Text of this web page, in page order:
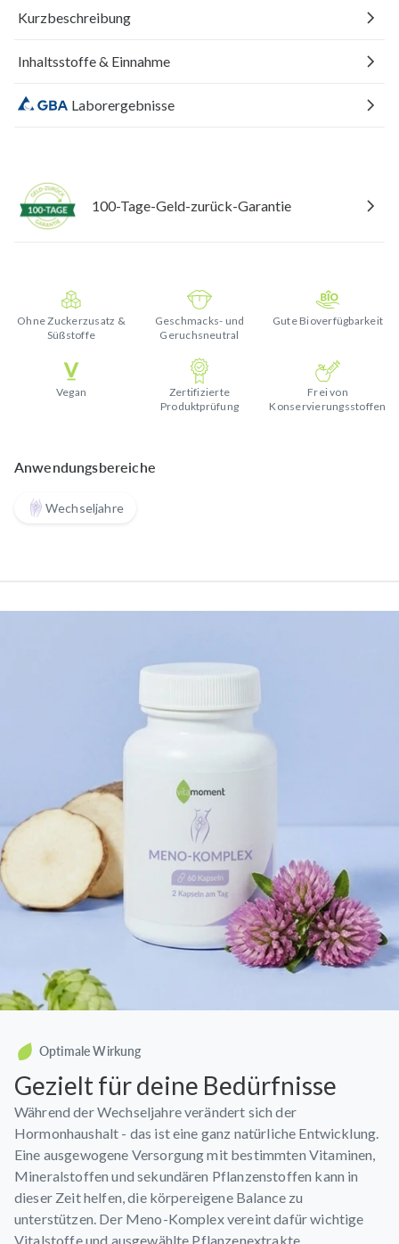
Kurzbeschreibung
Inhaltsstoffe & Einnahme
Laborergebnisse
100-Tage-Geld-zurück-Garantie
Ohne Zuckerzusatz &
Süßstoffe
Geschmacks- und
Geruchsneutral
Gute Bioverfügbarkeit
Vegan
Zertifizierte
Produktprüfung
Frei von
Konservierungsstoffen
Anwendungsbereiche
Wechseljahre
Optimale Wirkung
Gezielt für deine Bedürfnisse
Während der Wechseljahre verändert sich der
Hormonhaushalt - das ist eine ganz natürliche Entwicklung.
Eine ausgewogene Versorgung mit bestimmten Vitaminen,
Mineralstoffen und sekundären Pflanzenstoffen kann in
dieser Zeit helfen, die körpereigene Balance zu
unterstützen. Der Meno-Komplex vereint dafür wichtige
Vitalstoffe und ausgewählte Pflanzenextrakte.